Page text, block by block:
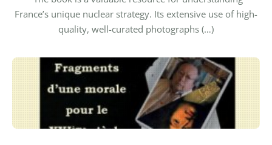
France’s unique nuclear strategy. Its extensive use of high-
quality, well-curated photographs (…)